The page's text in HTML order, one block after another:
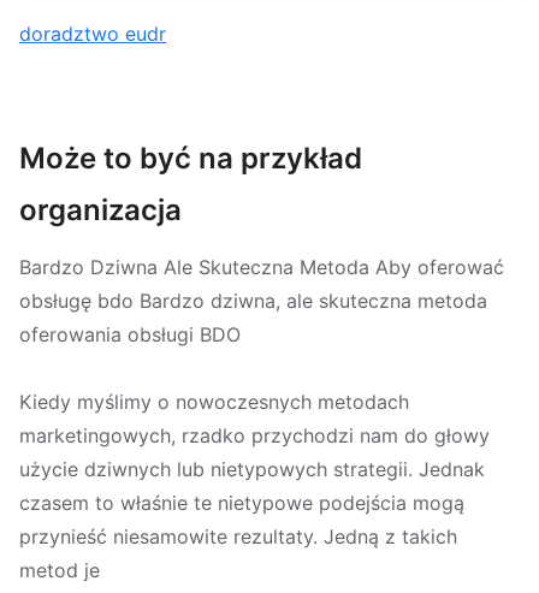
doradztwo eudr
Może to być na przykład
organizacja
Bardzo Dziwna Ale Skuteczna Metoda Aby oferować
obsługę bdo Bardzo dziwna, ale skuteczna metoda
oferowania obsługi BDO
Kiedy myślimy o nowoczesnych metodach
marketingowych, rzadko przychodzi nam do głowy
użycie dziwnych lub nietypowych strategii. Jednak
czasem to właśnie te nietypowe podejścia mogą
przynieść niesamowite rezultaty. Jedną z takich
metod je